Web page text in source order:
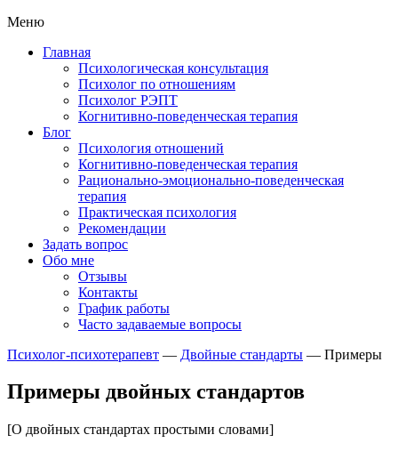
Меню
Главная
Психологическая консультация
Психолог по отношениям
Психолог РЭПТ
Когнитивно-поведенческая терапия
Блог
Психология отношений
Когнитивно-поведенческая терапия
Рационально-эмоционально-поведенческая
терапия
Практическая психология
Рекомендации
Задать вопрос
Обо мне
Отзывы
Контакты
График работы
Часто задаваемые вопросы
Психолог-психотерапевт — Двойные стандарты — Примеры
Примеры двойных стандартов
[О двойных стандартах простыми словами]